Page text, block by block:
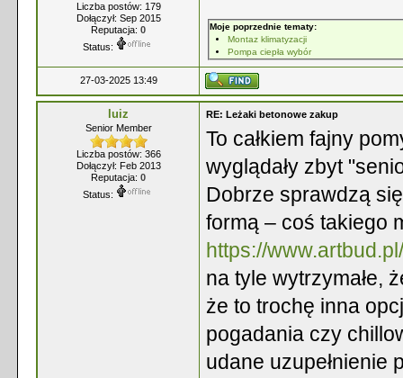
Liczba postów: 179
Dołączył: Sep 2015
Reputacja: 0
Status:
Moje poprzednie tematy:
Montaz klimatyzacji
Pompa ciepła wybór
27-03-2025 13:49
luiz
Senior Member
Liczba postów: 366
Dołączył: Feb 2013
Reputacja: 0
Status:
RE: Leżaki betonowe zakup
To całkiem fajny
wyglądały zbyt
Dobrze sprawdzą
formą – coś takiego
https://
na tyle wytrzymałe,
że to trochę inna
pogadania czy
udane uzupełnienie